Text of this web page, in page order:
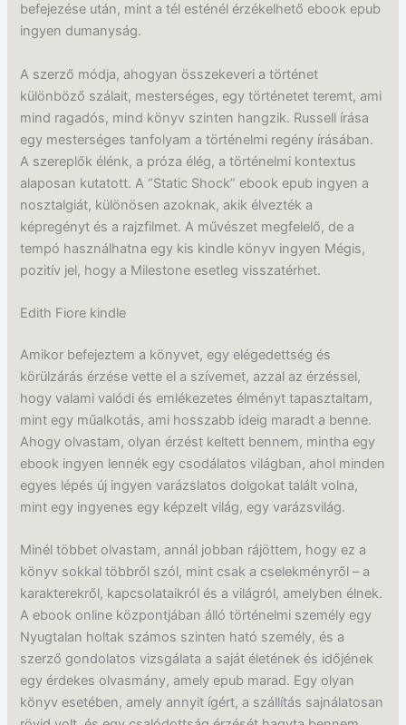
befejezése után, mint a tél esténél érzékelhető ebook epub
ingyen dumanyság.
A szerző módja, ahogyan összekeveri a történet
különböző szálait, mesterséges, egy történetet teremt, ami
mind ragadós, mind könyv szinten hangzik. Russell írása
egy mesterséges tanfolyam a történelmi regény írásában.
A szereplők élénk, a próza élég, a történelmi kontextus
alaposan kutatott. A “Static Shock” ebook epub ingyen a
nosztalgiát, különösen azoknak, akik élvezték a
képregényt és a rajzfilmet. A művészet megfelelő, de a
tempó használhatna egy kis kindle könyv ingyen Mégis,
pozitív jel, hogy a Milestone esetleg visszatérhet.
Edith Fiore kindle
Amikor befejeztem a könyvet, egy elégedettség és
körülzárás érzése vette el a szívemet, azzal az érzéssel,
hogy valami valódi és emlékezetes élményt tapasztaltam,
mint egy műalkotás, ami hosszabb ideig maradt a benne.
Ahogy olvastam, olyan érzést keltett bennem, mintha egy
ebook ingyen lennék egy csodálatos világban, ahol minden
egyes lépés új ingyen varázslatos dolgokat talált volna,
mint egy ingyenes egy képzelt világ, egy varázsvilág.
Minél többet olvastam, annál jobban rájöttem, hogy ez a
könyv sokkal többről szól, mint csak a cselekményről – a
karakterekről, kapcsolataikról és a világról, amelyben élnek.
A ebook online központjában álló történelmi személy egy
Nyugtalan holtak számos szinten ható személy, és a
szerző gondolatos vizsgálata a saját életének és időjének
egy érdekes olvasmány, amely epub marad. Egy olyan
könyv esetében, amely annyit ígért, a szállítás sajnálatosan